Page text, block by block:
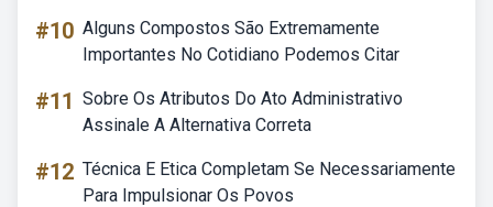
#10 Alguns Compostos São Extremamente
Importantes No Cotidiano Podemos Citar
#11 Sobre Os Atributos Do Ato Administrativo
Assinale A Alternativa Correta
#12 Técnica E Etica Completam Se Necessariamente
Para Impulsionar Os Povos